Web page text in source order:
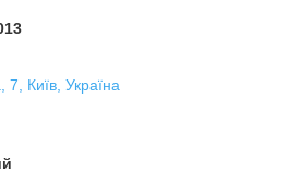
7, Київ, Україна